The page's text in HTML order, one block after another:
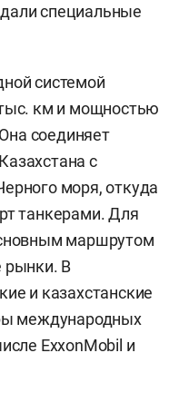
специальные
системой
км и мощностью
соединяет
с
моря, откуда
танкерами. Для
маршрутом
рынки. В
и казахстанские
международных
ExxonMobil и